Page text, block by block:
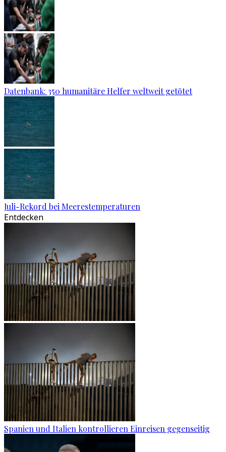
Datenbank: 350 humanitäre Helfer weltweit getötet
Juli-Rekord bei Meerestemperaturen
Entdecken
Spanien und Italien kontrollieren Einreisen gegenseitig